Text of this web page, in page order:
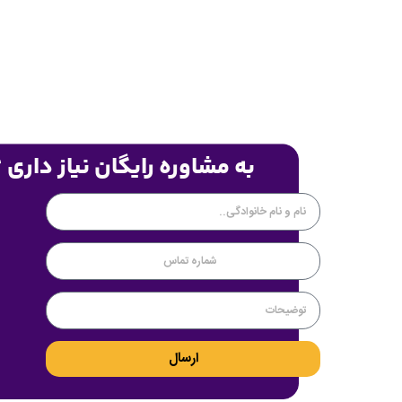
به مشاوره رایگان نیاز
ارسال